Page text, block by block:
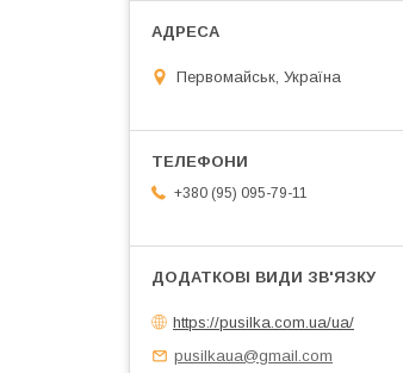
Первомайськ, Україна
+380 (95) 095-79-11
https://pusilka.com.ua/ua/
pusilkaua@gmail.com